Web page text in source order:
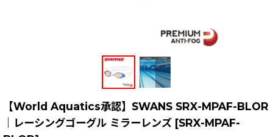
【World Aquatics承認】SWANS SRX-MPAF-BLOR
｜レーシングゴーグル ミラーレンズ [SRX-MPAF-